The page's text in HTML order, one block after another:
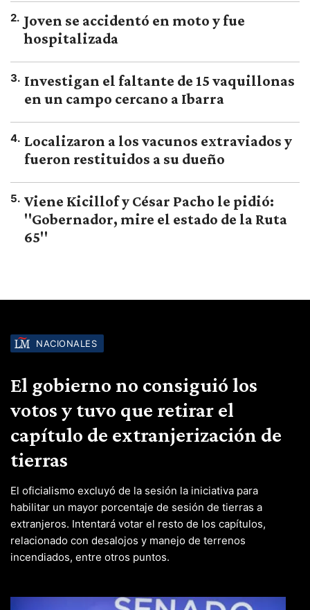
2. Joven se accidentó en moto y fue
hospitalizada
3. Investigan el faltante de 15 vaquillonas
en un campo cercano a Ibarra
4. Localizaron a los vacunos extraviados y
fueron restituidos a su dueño
5. Viene Kicillof y César Pacho le pidió:
"Gobernador, mire el estado de la Ruta
65"
NACIONALES
El gobierno no consiguió los
votos y tuvo que retirar el
capítulo de extranjerización de
tierras
El oficialismo excluyó de la sesión la iniciativa para
habilitar un mayor porcentaje de sesión de tierras a
extranjeros. Intentará votar el resto de los capítulos,
relacionado con desalojos y manejo de terrenos
incendiados, entre otros puntos.